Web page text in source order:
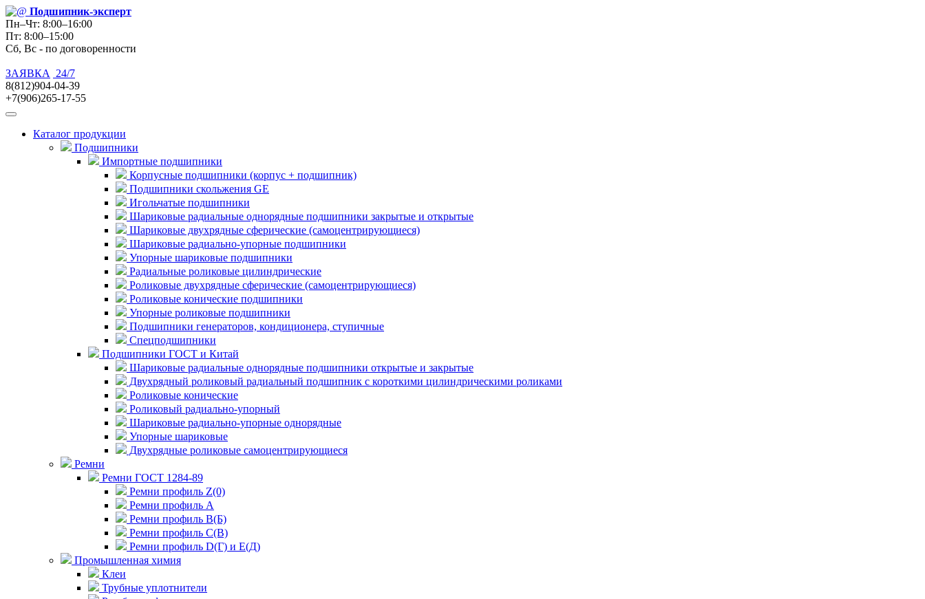
Подшипник-эксперт
Пн–Чт: 8:00–16:00
Пт: 8:00–15:00
Сб, Вс - по договоренности
ЗАЯВКА
24/7
8(812)904-04-39
+7(906)265-17-55
Каталог продукции
Подшипники
Импортные подшипники
Корпусные подшипники (корпус + подшипник)
Подшипники скольжения GE
Игольчатые подшипники
Шариковые радиальные однорядные подшипники закрытые и открытые
Шариковые двухрядные сферические (самоцентрирующиеся)
Шариковые радиально-упорные подшипники
Упорные шариковые подшипники
Радиальные роликовые цилиндрические
Роликовые двухрядные сферические (самоцентрирующиеся)
Роликовые конические подшипники
Упорные роликовые подшипники
Подшипники генераторов, кондиционера, ступичные
Спецподшипники
Подшипники ГОСТ и Китай
Шариковые радиальные однорядные подшипники открытые и закрытые
Двухрядный роликовый радиальный подшипник с короткими цилиндрическими роликами
Роликовые конические
Роликовый радиально-упорный
Шариковые радиально-упорные однорядные
Упорные шариковые
Двухрядные роликовые самоцентрирующиеся
Ремни
Ремни ГОСТ 1284-89
Ремни профиль Z(0)
Ремни профиль А
Ремни профиль В(Б)
Ремни профиль С(В)
Ремни профиль D(Г) и E(Д)
Промышленная химия
Клеи
Трубные уплотнители